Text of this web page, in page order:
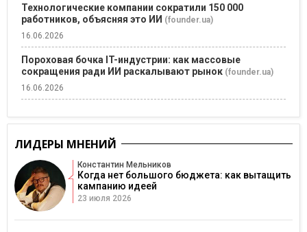
Технологические компании сократили 150 000
работников, объясняя это ИИ (founder.ua)
16.06.2026
Пороховая бочка IT-индустрии: как массовые
сокращения ради ИИ раскалывают рынок (founder.ua)
16.06.2026
ЛИДЕРЫ МНЕНИЙ
Константин Мельников
Когда нет большого бюджета: как вытащить
кампанию идеей
23 июля 2026